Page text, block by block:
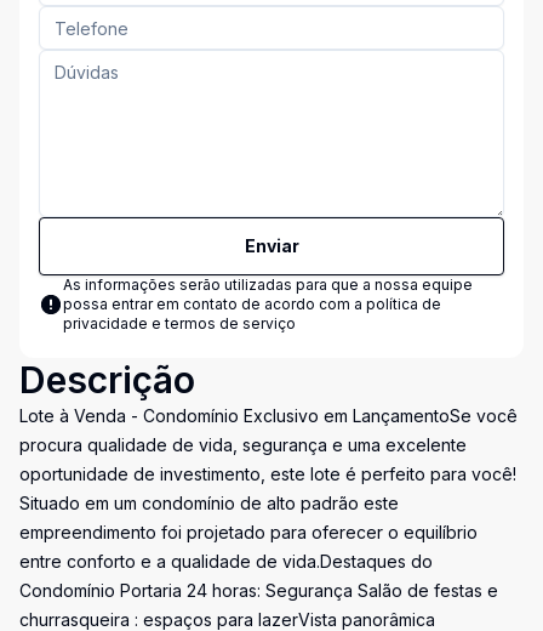
Enviar
As informações serão utilizadas para que a nossa equipe
possa entrar em contato de acordo com a política de
privacidade e termos de serviço
Descrição
Lote à Venda - Condomínio Exclusivo em LançamentoSe você
procura qualidade de vida, segurança e uma excelente
oportunidade de investimento, este lote é perfeito para você!
Situado em um condomínio de alto padrão este
empreendimento foi projetado para oferecer o equilíbrio
entre conforto e a qualidade de vida.Destaques do
Condomínio Portaria 24 horas: Segurança Salão de festas e
churrasqueira : espaços para lazerVista panorâmica